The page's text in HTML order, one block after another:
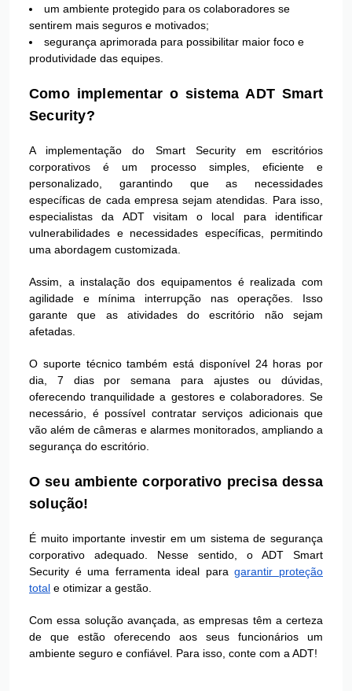
um ambiente protegido para os colaboradores se
sentirem mais seguros e motivados;
segurança aprimorada para possibilitar maior foco e
produtividade das equipes.
Como implementar o sistema ADT Smart
Security?
A implementação do Smart Security em escritórios
corporativos é um processo simples, eficiente e
personalizado, garantindo que as necessidades
específicas de cada empresa sejam atendidas. Para isso,
especialistas da ADT visitam o local para identificar
vulnerabilidades e necessidades específicas, permitindo
uma abordagem customizada.
Assim, a instalação dos equipamentos é realizada com
agilidade e mínima interrupção nas operações. Isso
garante que as atividades do escritório não sejam
afetadas.
O suporte técnico também está disponível 24 horas por
dia, 7 dias por semana para ajustes ou dúvidas,
oferecendo tranquilidade a gestores e colaboradores. Se
necessário, é possível contratar serviços adicionais que
vão além de câmeras e alarmes monitorados, ampliando a
segurança do escritório.
O seu ambiente corporativo precisa dessa
solução!
É muito importante investir em um sistema de segurança
corporativo adequado. Nesse sentido, o ADT Smart
Security é uma ferramenta ideal paragarantir proteção
total e otimizar a gestão.
Com essa solução avançada, as empresas têm a certeza
de que estão oferecendo aos seus funcionários um
ambiente seguro e confiável. Para isso, conte com a ADT!